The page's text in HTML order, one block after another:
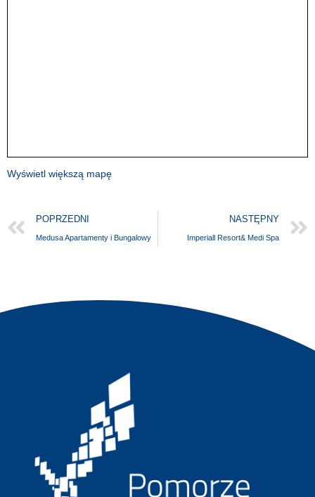
Wyświetl większą mapę
POPRZEDNI
Medusa Apartamenty i Bungalowy
NASTĘPNY
Imperiall Resort& Medi Spa